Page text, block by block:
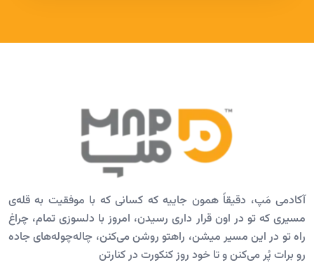
آکادمی مَپ، دقیقاً همون جاییه که کسانی که با موفقیت به قله‌ی
مسیری که تو در اون قرار داری رسیدن، امروز با دلسوزی تمام، چراغ
راه تو در این مسیر میشن، راهتو روشن می‌کنن، چاله‌چوله‌های جاده
رو برات پُر می‌کنن و تا خود روز کنکورت در کنارتن